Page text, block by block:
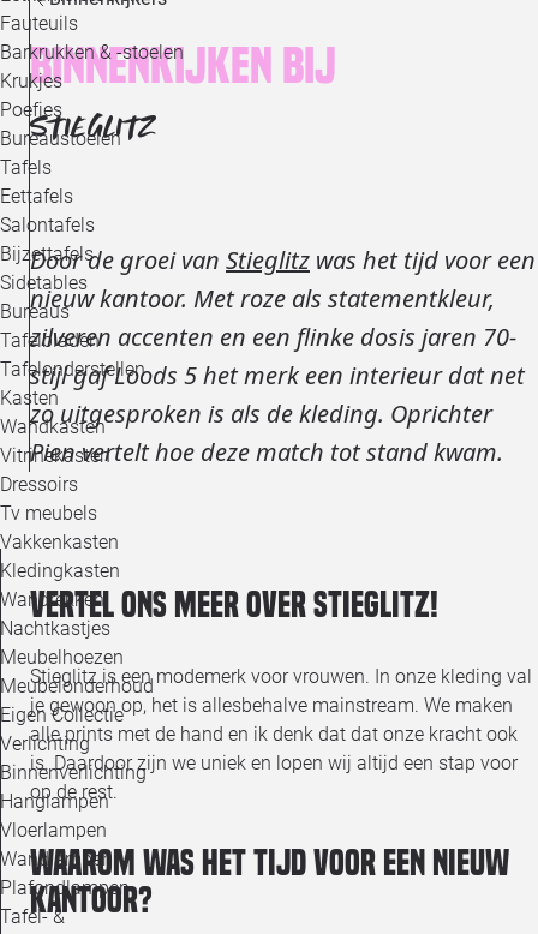
Fauteuils
Barkrukken & -stoelen
Krukjes
Poefjes
Bureaustoelen
Tafels
Eettafels
Salontafels
Bijzettafels
Sidetables
Bureaus
Tafelbladen
Tafelonderstellen
Kasten
Wandkasten
Vitrinekasten
Dressoirs
Tv meubels
Vakkenkasten
Kledingkasten
Wandrekken
Nachtkastjes
Meubelhoezen
Meubelonderhoud
Eigen Collectie
Verlichting
Binnenverlichting
Hanglampen
Vloerlampen
Wandlampen
Plafondlampen
Tafel- &
Binnenkijken bij
STIEGLITZ
Door de groei van Stieglitz was het tijd voor een
nieuw kantoor. Met roze als statementkleur,
zilveren accenten en een flinke dosis jaren 70-
stijl gaf Loods 5 het merk een interieur dat net
zo uitgesproken is als de kleding. Oprichter
Pien vertelt hoe deze match tot stand kwam.
Vertel ons meer over Stieglitz!
Stieglitz is een modemerk voor vrouwen. In onze kleding val
je gewoon op, het is allesbehalve mainstream. We maken
alle prints met de hand en ik denk dat dat onze kracht ook
is. Daardoor zijn we uniek en lopen wij altijd een stap voor
op de rest.
Waarom was het tijd voor een nieuw
kantoor?